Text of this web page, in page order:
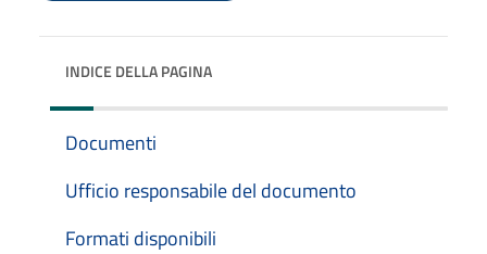
INDICE DELLA PAGINA
Documenti
Ufficio responsabile del documento
Formati disponibili